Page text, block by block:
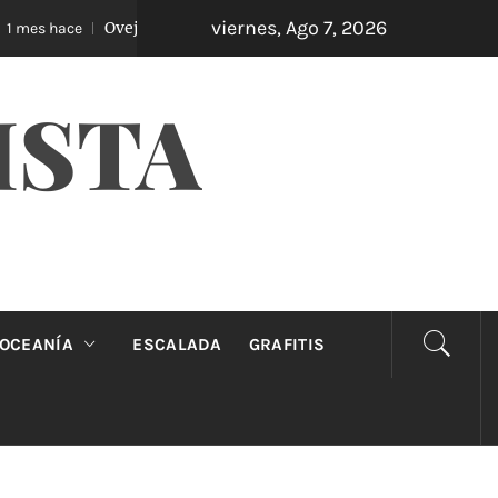
hace Oveja Negra: el unipersonal que se ríe de los mandatos
viernes, Ago 7, 2026
ESCALADA GRAFITIS